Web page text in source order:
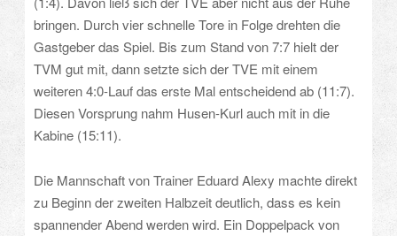
bringen. Durch vier schnelle Tore in Folge drehten die
Gastgeber das Spiel. Bis zum Stand von 7:7 hielt der
TVM gut mit, dann setzte sich der TVE mit einem
weiteren 4:0-Lauf das erste Mal entscheidend ab (11:7).
Diesen Vorsprung nahm Husen-Kurl auch mit in die
Kabine (15:11).
Die Mannschaft von Trainer Eduard Alexy machte direkt
zu Beginn der zweiten Halbzeit deutlich, dass es kein
spannender Abend werden wird. Ein Doppelpack von